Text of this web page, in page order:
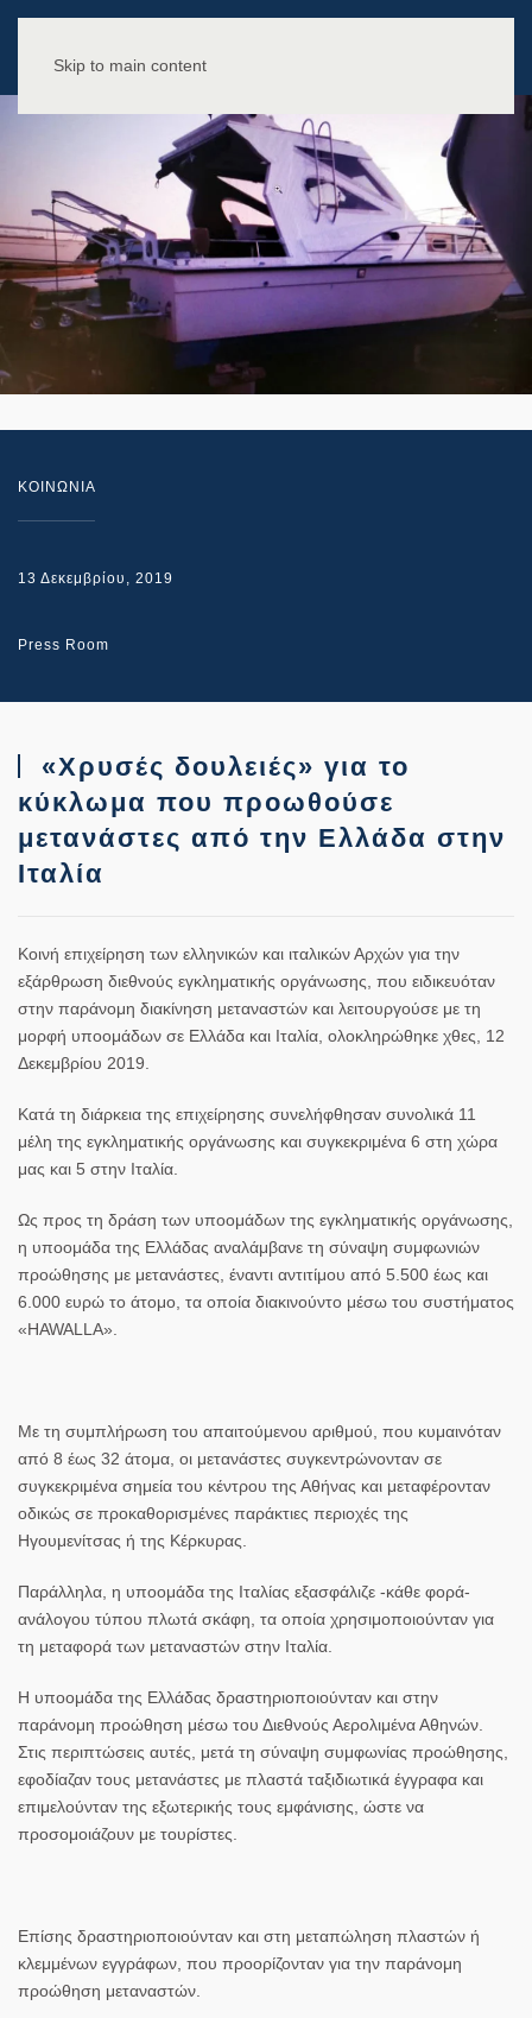
Skip to main content
ΚΟΙΝΩΝΙΑ
13 Δεκεμβρίου, 2019
Press Room
«Χρυσές δουλειές» για το
κύκλωμα που προωθούσε
μετανάστες από την Ελλάδα στην
Ιταλία
Κοινή επιχείρηση των ελληνικών και ιταλικών Αρχών για την
εξάρθρωση διεθνούς εγκληματικής οργάνωσης , που ειδικευόταν
στην παράνομη διακίνηση μεταναστών και λειτουργούσε με τη
μορφή υποομάδων σε Ελλάδα και Ιταλία, ολοκληρώθηκε χθες, 12
Δεκεμβρίου 2019.
Κατά τη διάρκεια της επιχείρησης συνελήφθησαν συνολικά 11
μέλη της εγκληματικής οργάνωσης και συγκεκριμένα 6 στη χώρα
μας και 5 στην Ιταλία
Ως προς τη δράση των υποομάδων της εγκληματικής οργάνωσης,
η υποομάδα της Ελλάδας αναλάμβανε τη σύναψη συμφωνιών
προώθησης με μετανάστες , έναντι αντιτίμου από 5.500 έως και
6.000 ευρώ το άτομο, τα οποία διακινούντο μέσω του συστήματος
«HAWALLA».
Με τη συμπλήρωση του απαιτούμενου αριθμού, που κυμαινόταν
από 8 έως 32 άτομα, οι μετανάστες συγκεντρώνονταν σε
συγκεκριμένα σημεία του κέντρου της Αθήνας και μεταφέρονταν
οδικώς σε προκαθορισμένες παράκτιες περιοχές της
Ηγουμενίτσας ή της Κέρκυρας.
Παράλληλα, η υποομάδα της Ιταλίας εξασφάλιζε -κάθε φορά-
ανάλογου τύπου πλωτά σκάφη, τα οποία χρησιμοποιούνταν για
τη μεταφορά των μεταναστών στην Ιταλία
Η υποομάδα της Ελλάδας δραστηριοποιούνταν και στην
παράνομη προώθηση μέσω του Διεθνούς Αερολιμένα Αθηνών.
Στις περιπτώσεις αυτές, μετά τη σύναψη συμφωνίας προώθησης,
εφοδίαζαν τους μετανάστες με πλαστά ταξιδιωτικά έγγραφα και
επιμελούνταν της εξωτερικής τους εμφάνισης, ώστε να
προσομοιάζουν με τουρίστες.
Επίσης δραστηριοποιούνταν και στη μεταπώληση πλαστών ή
κλεμμένων εγγράφων, που προορίζονταν για την παράνομη
προώθηση μεταναστών.